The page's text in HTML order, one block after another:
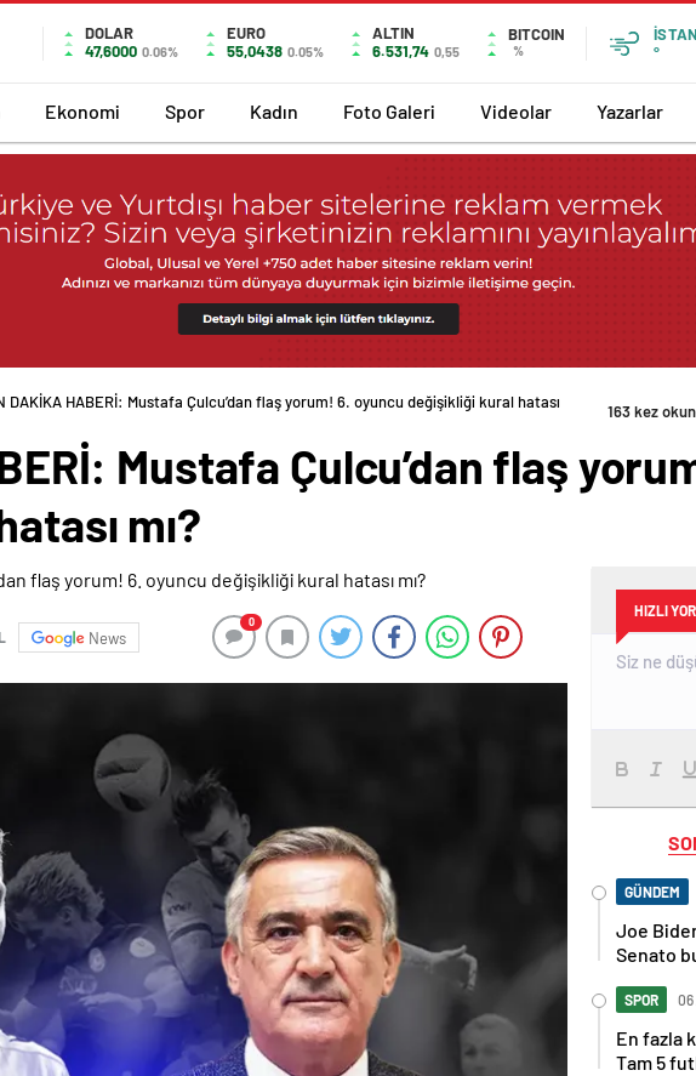
DOLAR
47,6000 0.06%
EURO
55,0438 0.05%
ALTIN
6.531,74 0,55
BITCOIN
%
°
Ekonomi Spor Kadın Foto Galeri Videolar Yazarlar
DAKİKA HABERİ: Mustafa Çulcu’dan flaş yorum! 6. oyuncu değişikliği kural hatası
163 kez
Mustafa Çulcu’dan flaş
mı?
News
0
HIZLI
GÜNDEM
Joe
Senato
SPOR
En fazla
Tam 5